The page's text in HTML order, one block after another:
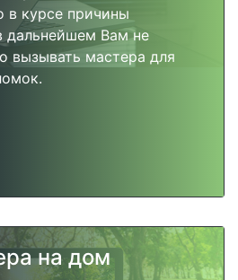
в курсе причины
дальнейшем Вам не
вызывать мастера для
на дом